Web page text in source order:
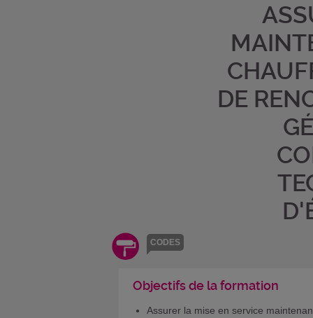
CODES
DE
Objectifs de la formation
Assurer la mise en service